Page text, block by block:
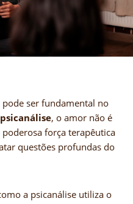
pode ser fundamental no
psicanálise, o amor não é
força terapêutica
questões profundas do
a psicanálise utiliza o